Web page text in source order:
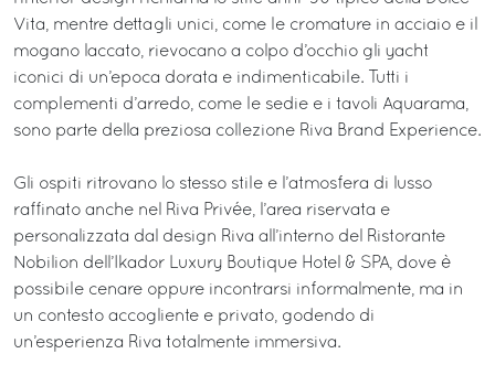
Vita, mentre dettagli unici, come le cromature in acciaio e il
mogano laccato, rievocano a colpo d’occhio gli yacht
iconici di un’epoca dorata e indimenticabile. Tutti i
complementi d’arredo, come le sedie e i tavoli Aquarama,
sono parte della preziosa collezione Riva Brand Experience.
Gli ospiti ritrovano lo stesso stile e l’atmosfera di lusso
raffinato anche nel Riva Privée, l’area riservata e
personalizzata dal design Riva all’interno del Ristorante
Nobilion dell’Ikador Luxury Boutique Hotel & SPA, dove è
possibile cenare oppure incontrarsi informalmente, ma in
un contesto accogliente e privato, godendo di
un’esperienza Riva totalmente immersiva.